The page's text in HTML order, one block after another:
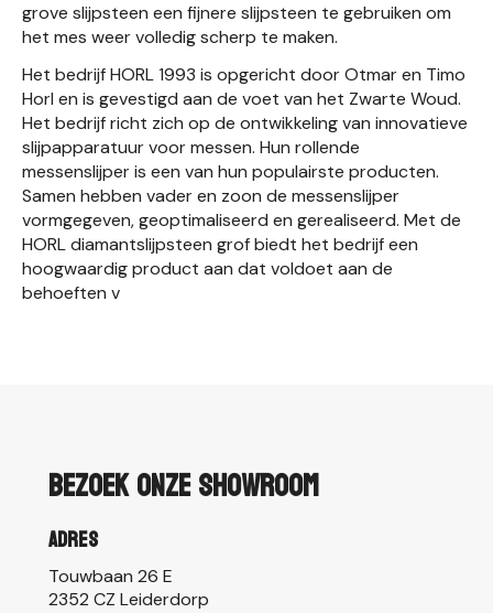
grove slijpsteen een fijnere slijpsteen te gebruiken om
het mes weer volledig scherp te maken.
Het bedrijf HORL 1993 is opgericht door Otmar en Timo
Horl en is gevestigd aan de voet van het Zwarte Woud.
Het bedrijf richt zich op de ontwikkeling van innovatieve
slijpapparatuur voor messen. Hun rollende
messenslijper is een van hun populairste producten.
Samen hebben vader en zoon de messenslijper
vormgegeven, geoptimaliseerd en gerealiseerd. Met de
HORL diamantslijpsteen grof biedt het bedrijf een
hoogwaardig product aan dat voldoet aan de
behoeften v
Bezoek onze showroom
Adres
Touwbaan 26 E
2352 CZ Leiderdorp